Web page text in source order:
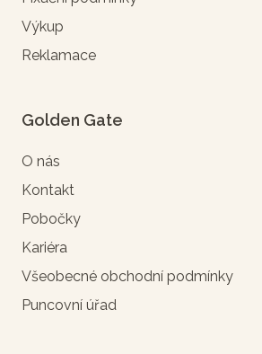
Výkup
Reklamace
Golden Gate
O nás
Kontakt
Pobočky
Kariéra
Všeobecné obchodní podmínky
Puncovní úřad